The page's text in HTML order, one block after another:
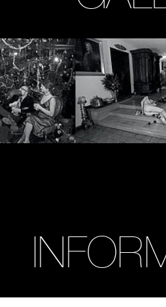
Zobacz
zdjęcie:
fot.
Anna
Arvay,
Bogumił
Opioła